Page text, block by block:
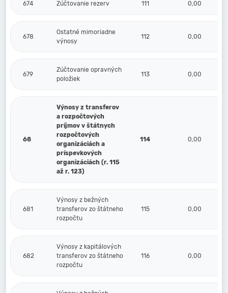
674 Zúčtovanie rezerv 111 0,00
678
Ostatné mimoriadne
výnosy
112 0,00
679
Zúčtovanie opravných
položiek
113 0,00
68
Výnosy z transferov
a rozpočtových
príjmov v štátnych
rozpočtových
organizáciách a
príspevkových
organizáciách (r. 115
až r. 123)
114 0,00
681
Výnosy z bežných
transferov zo štátneho
rozpočtu
115 0,00
682
Výnosy z kapitálových
transferov zo štátneho
rozpočtu
116 0,00